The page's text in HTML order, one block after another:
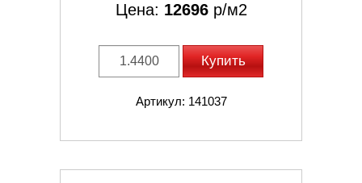
Цена: 12696р/м2
Купить
Артикул: 141037